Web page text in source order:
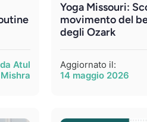
Atul
Mishra
Yoga Missouri:
movimento del
degli Ozark
Aggiornato il:
14 maggio 2026